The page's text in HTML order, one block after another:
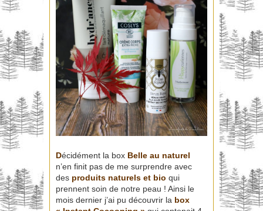
Décidément la box Belle au naturel
n’en finit pas de me surprendre avec
des produits naturels et bio qui
prennent soin de notre peau ! Ainsi le
mois dernier j’ai pu découvrir la box